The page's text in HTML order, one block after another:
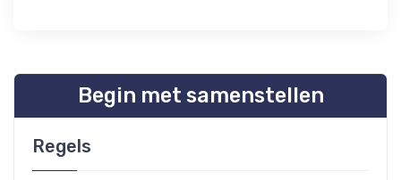
Begin met samenstellen
Regels